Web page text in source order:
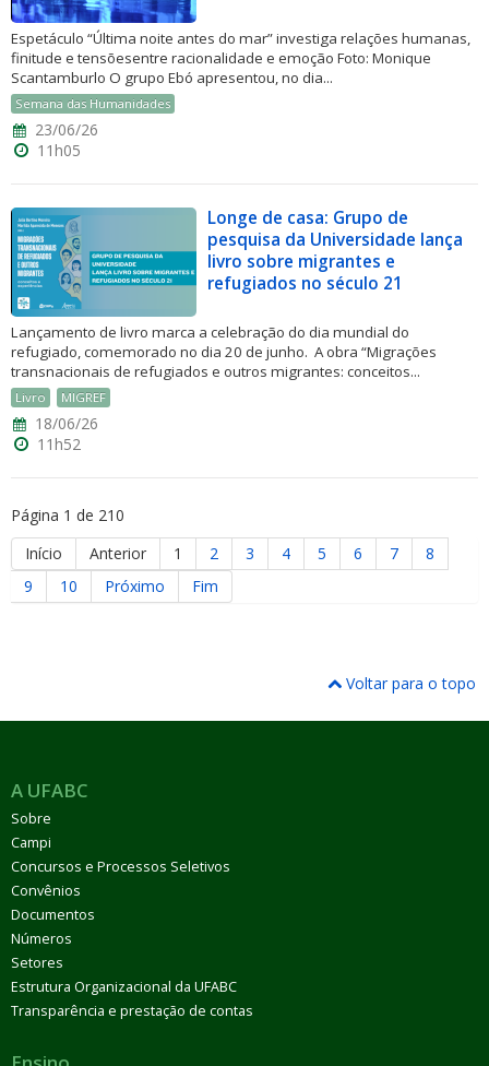
Espetáculo “Última noite antes do mar” investiga relações humanas,
finitude e tensõesentre racionalidade e emoção Foto: Monique
Scantamburlo O grupo Ebó apresentou, no dia...
Semana das Humanidades
23/06/26
11h05
Longe de casa: Grupo de
pesquisa da Universidade lança
livro sobre migrantes e
refugiados no século 21
Lançamento de livro marca a celebração do dia mundial do
refugiado, comemorado no dia 20 de junho. A obra “Migrações
transnacionais de refugiados e outros migrantes: conceitos...
Livro MIGREF
18/06/26
11h52
Página 1 de 210
Início
Anterior 1 2 3 4 5 6 7
8
9
10 Próximo Fim
Voltar para o topo
A UFABC
Sobre
Campi
Concursos e Processos Seletivos
Convênios
Documentos
Números
Setores
Estrutura Organizacional da UFABC
Transparência e prestação de contas